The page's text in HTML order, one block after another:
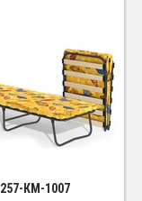
257-КМ-1007